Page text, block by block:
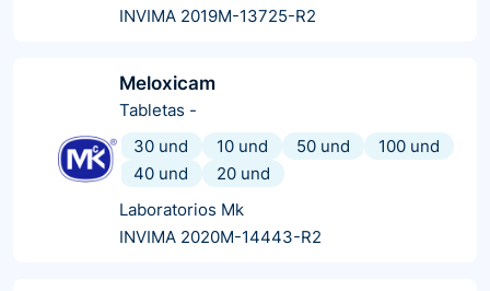
INVIMA 2019M-13725-R2
Meloxicam
Tabletas -
30 und
10 und 50 und
100 und
40 und
20 und
Laboratorios Mk
INVIMA 2020M-14443-R2